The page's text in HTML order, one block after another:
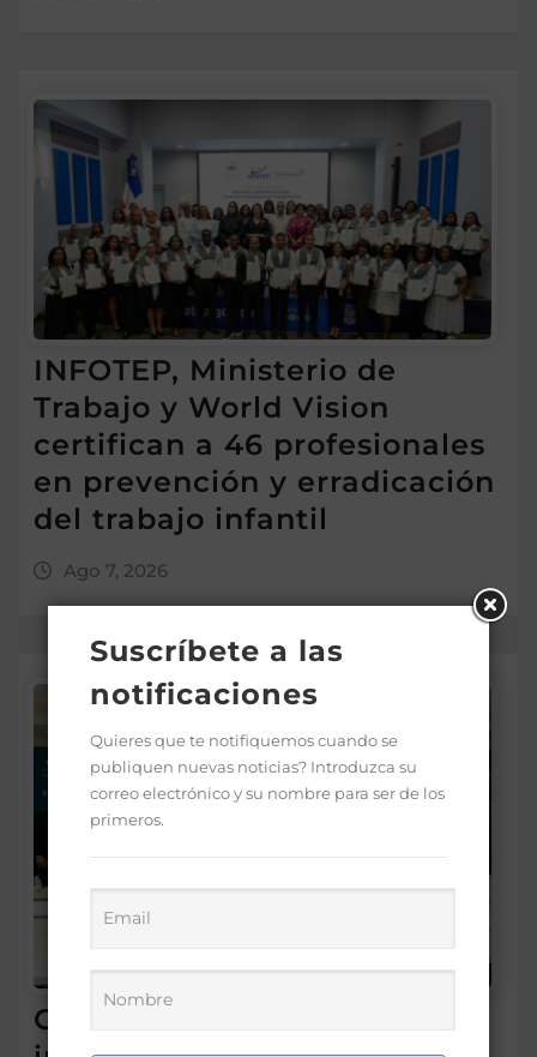
INFOTEP, Ministerio de
Trabajo y World Vision
certifican a 46 profesionales
en prevención y erradicación
del trabajo infantil
Ago 7, 2026
Gabinete de Política Social
Suscríbete a las
notificaciones
Quieres que te notifiquemos cuando se
publiquen nuevas noticias? Introduzca su
correo electrónico y su nombre para ser de los
primeros.